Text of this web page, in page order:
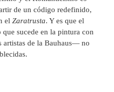
de un código redefinido,
el Zaratrusta. Y es que el
sucede en la pintura con
artistas de la Bauhaus— no